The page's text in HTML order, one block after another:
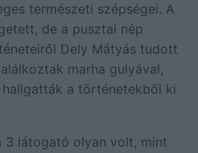
természeti szépségei. A
de a pusztai nép
Dely Mátyás tudott
marha gulyával,
a történetekből ki
3 látogató olyan volt, mint